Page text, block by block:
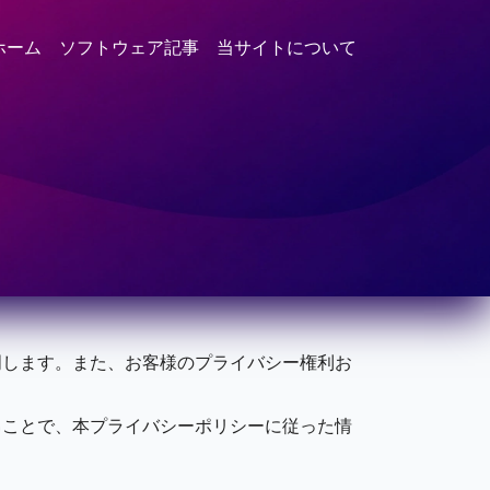
ーム ソフトウェア記事 当サイトについて
ます。また、お客様のプライバシー権利お
とで、本プライバシーポリシーに従った情